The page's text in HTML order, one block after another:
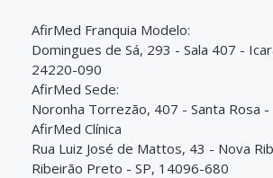
AfirMed Franquia Modelo:
Domingues de Sá, 293 - Sala 407 -
24220-090
AfirMed Sede:
Noronha Torrezão, 407 - Santa Rosa -
AfirMed Clínica
Rua Luiz José de Mattos, 43 - Nova
Ribeirão Preto - SP, 14096-680